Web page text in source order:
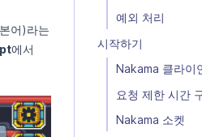
and Satori
CASE STUDY
Learn the basics, master the details.
WATCH VIDEOS NOW
어)라는
에서
예외 처리
시작하기
Nakama 클라이
요청 제한 시간
Nakama 소켓